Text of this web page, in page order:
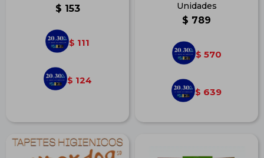
$ 153
$ 111
$ 124
Unidades
$ 789
$ 570
$ 639